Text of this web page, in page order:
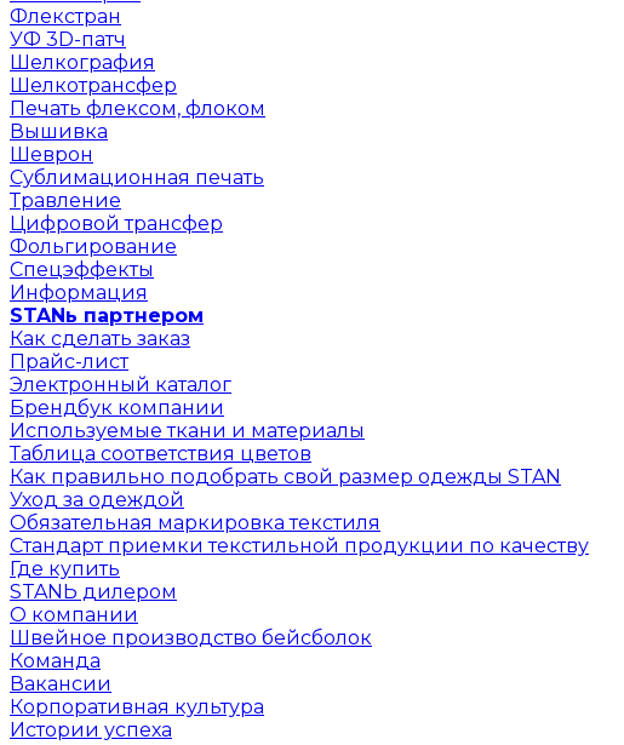
Флекстран
УФ 3D-патч
Шелкография
Шелкотрансфер
Печать флексом, флоком
Вышивка
Шеврон
Сублимационная печать
Травление
Цифровой трансфер
Фольгирование
Спецэффекты
Информация
STANь партнером
Как сделать заказ
Прайс-лист
Электронный каталог
Брендбук компании
Используемые ткани и материалы
Таблица соответствия цветов
Как правильно подобрать свой размер одежды STAN
Уход за одеждой
Обязательная маркировка текстиля
Стандарт приемки текстильной продукции по качеству
Где купить
STANЬ дилером
О компании
Швейное производство бейсболок
Команда
Вакансии
Корпоративная культура
Истории успеха